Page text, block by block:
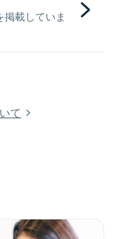
載していま
て